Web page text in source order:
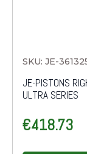
SKU: JE-
JE-PISTONS
ULTRA SERIES
€418.73